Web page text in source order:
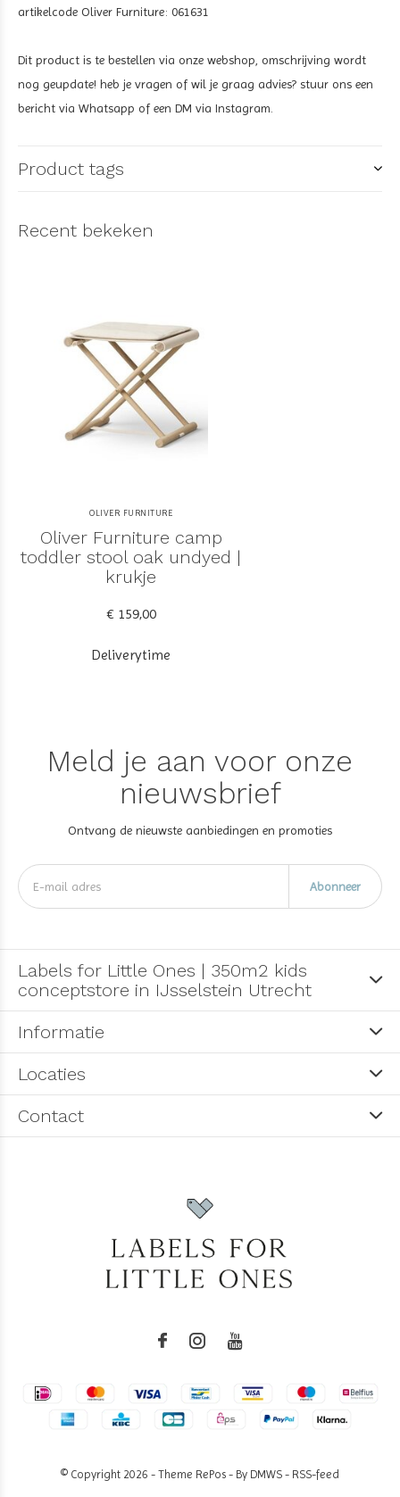
artikelcode Oliver Furniture: 061631
Dit product is te bestellen via onze webshop, omschrijving wordt
nog geupdate! heb je vragen of wil je graag advies? stuur ons een
bericht via Whatsapp of een DM via Instagram.
Product tags
Recent bekeken
OLIVER FURNITURE
Oliver Furniture camp
toddler stool oak undyed |
krukje
€ 159,00
Deliverytime
Meld je aan voor onze
nieuwsbrief
Ontvang de nieuwste aanbiedingen en promoties
Abonneer
Labels for Little Ones | 350m2 kids
conceptstore in IJsselstein Utrecht
Informatie
Locaties
Contact
© Copyright 2026 - Theme RePos - By DMWS - RSS-feed